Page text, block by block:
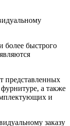
более быстрого
представленных
а также
и
заказу